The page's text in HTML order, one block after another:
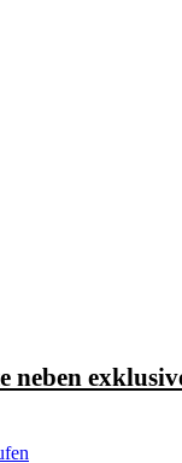
neben